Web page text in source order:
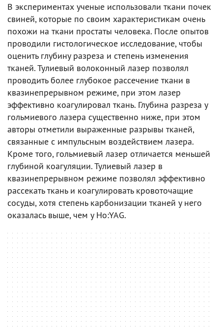
В экспериментах ученые использовали ткани почек
свиней, которые по своим характеристикам очень
похожи на ткани простаты человека. После опытов
проводили гистологическое исследование, чтобы
оценить глубину разреза и степень изменения
тканей. Тулиевый волоконный лазер позволял
проводить более глубокое рассечение ткани в
квазинепрерывном режиме, при этом лазер
эффективно коагулировал ткань. Глубина разреза у
гольмиевого лазера существенно ниже, при этом
авторы отметили выраженные разрывы тканей,
связанные с импульсным воздействием лазера.
Кроме того, гольмиевый лазер отличается меньшей
глубиной коагуляции. Тулиевый лазер в
квазинепрерывном режиме позволял эффективно
рассекать ткань и коагулировать кровоточащие
сосуды, хотя степень карбонизации тканей у него
оказалась выше, чем у Ho:YAG.